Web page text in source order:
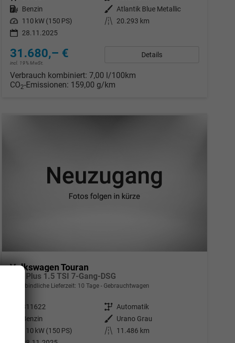
Kraftstoff Benzin Außenfarbe
Atlantik Blue Metallic
Leistung 110 kW (150 PS) Kilometerstand
20.293 km
28.11.2025
31.680,– €
incl. 19% MwSt.
Details
Verbrauch kombiniert: 7,00 l/100km
CO2-Emissionen: 159,00 g/km
Volkswagen Touran
Life Plus 1.5 TSI 7-Gang-DSG
unverbindliche Lieferzeit: 10 Tage Gebrauchtwagen
311622 Getriebe Automatik
Benzin Außenfarbe
Urano Grau
110 kW (150 PS) Kilometerstand
11.486 km